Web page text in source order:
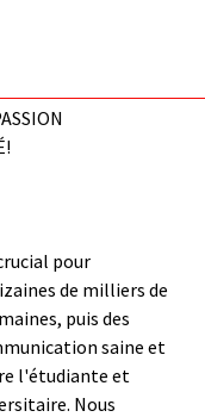
pour
de milliers de
puis des
saine et
l'étudiante et
Nous